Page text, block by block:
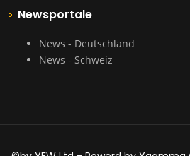
Newsportale
News - Deutschland
News - Schweiz